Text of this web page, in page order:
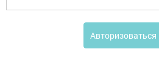
Авторизоваться